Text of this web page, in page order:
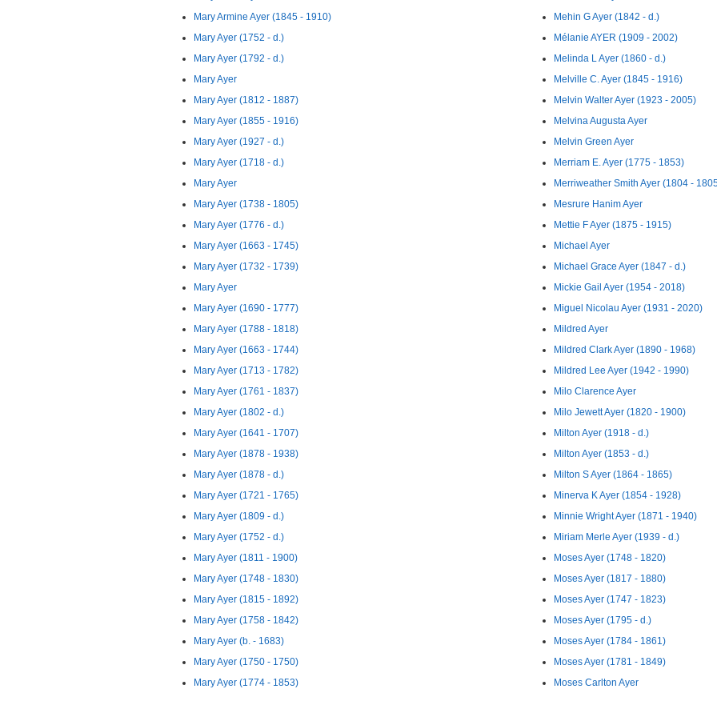
Mary Armine Ayer (1845 - 1910)
Mary Ayer (1752 - d.)
Mary Ayer (1792 - d.)
Mary Ayer
Mary Ayer (1812 - 1887)
Mary Ayer (1855 - 1916)
Mary Ayer (1927 - d.)
Mary Ayer (1718 - d.)
Mary Ayer
Mary Ayer (1738 - 1805)
Mary Ayer (1776 - d.)
Mary Ayer (1663 - 1745)
Mary Ayer (1732 - 1739)
Mary Ayer
Mary Ayer (1690 - 1777)
Mary Ayer (1788 - 1818)
Mary Ayer (1663 - 1744)
Mary Ayer (1713 - 1782)
Mary Ayer (1761 - 1837)
Mary Ayer (1802 - d.)
Mary Ayer (1641 - 1707)
Mary Ayer (1878 - 1938)
Mary Ayer (1878 - d.)
Mary Ayer (1721 - 1765)
Mary Ayer (1809 - d.)
Mary Ayer (1752 - d.)
Mary Ayer (1811 - 1900)
Mary Ayer (1748 - 1830)
Mary Ayer (1815 - 1892)
Mary Ayer (1758 - 1842)
Mary Ayer (b. - 1683)
Mary Ayer (1750 - 1750)
Mary Ayer (1774 - 1853)
Mehin G Ayer (1842 - d.)
Mélanie AYER (1909 - 2002)
Melinda L Ayer (1860 - d.)
Melville C. Ayer (1845 - 1916)
Melvin Walter Ayer (1923 - 2005)
Melvina Augusta Ayer
Melvin Green Ayer
Merriam E. Ayer (1775 - 1853)
Merriweather Smith Ayer (1804 -
Mesrure Hanim Ayer
Mettie F Ayer (1875 - 1915)
Michael Ayer
Michael Grace Ayer (1847 - d.)
Mickie Gail Ayer (1954 - 2018)
Miguel Nicolau Ayer (1931 - 2020)
Mildred Ayer
Mildred Clark Ayer (1890 - 1968)
Mildred Lee Ayer (1942 - 1990)
Milo Clarence Ayer
Milo Jewett Ayer (1820 - 1900)
Milton Ayer (1918 - d.)
Milton Ayer (1853 - d.)
Milton S Ayer (1864 - 1865)
Minerva K Ayer (1854 - 1928)
Minnie Wright Ayer (1871 - 1940)
Miriam Merle Ayer (1939 - d.)
Moses Ayer (1748 - 1820)
Moses Ayer (1817 - 1880)
Moses Ayer (1747 - 1823)
Moses Ayer (1795 - d.)
Moses Ayer (1784 - 1861)
Moses Ayer (1781 - 1849)
Moses Carlton Ayer